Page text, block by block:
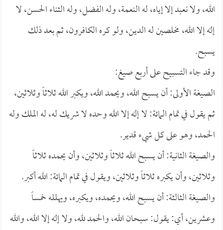
الله، ولا نعبد إلا إياه، له النعمة، وله الفضل، وله الثناء الحسن، لا
إله إلا الله، مخلصين له الدين، ولو كره الكافرون، ثم بعد ذلك
يسبح.
وقد جاء التسبيح على أربع صيغ:
الصيغة الأولى: أن يسبح الله، ويحمد الله، ويكبر الله ثلاثاً وثلاثين،
ثم يقول في تمام المائة: لا إله إلا الله وحده لا شريك له، له الملك وله
الحمد، وهو على كل شيء قدير.
والصيغة الثانية: أن يسبح الله ثلاثاً وثلاثين، وأن يحمده ثلاثاً
وثلاثين، وأن يكبره ثلاثاً وثلاثين، ويقول في تمام المائة: الله أكبر.
والصيغة الثالثة: أن يسبح الله، ويحمده، ويكبره، ويهلله خمساً
وعشرين، أي: يقول: سبحان الله، والحمد لله، ولا إله إلا الله، والله